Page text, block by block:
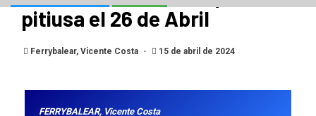
pitiusa el 26 de Abril
Ferrybalear, Vicente Costa 15 de abril de 2024
FERRYBALEAR, Vicente Costa